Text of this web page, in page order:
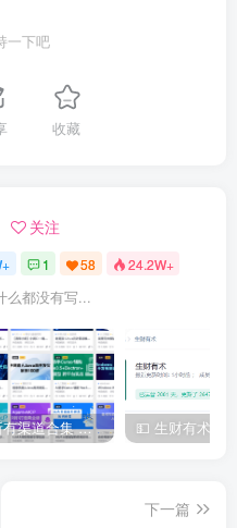
一下吧
收藏
关注
1 58 24.2W+
么都没有写...
IT类所有渠道合集 持续日更，目前近四千多条资源 年费用户微信私信获取权限
下一篇